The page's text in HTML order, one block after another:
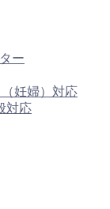
ー
妊婦）対応
対応